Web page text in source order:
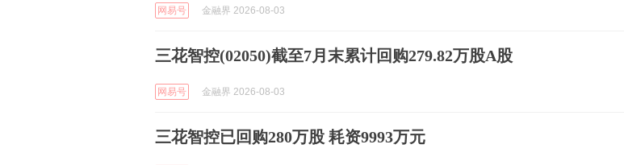
网易号 金融界 2026-08-03
三花智控(02050)截至7月末累计回购279.82万股A股
网易号 金融界 2026-08-03
三花智控已回购280万股 耗资9993万元